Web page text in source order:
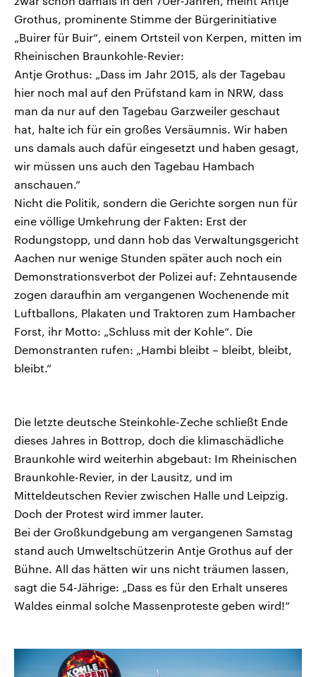
Grothus, prominente Stimme der Bürgerinitiative
„Buirer für Buir“, einem Ortsteil von Kerpen, mitten im
Rheinischen Braunkohle-Revier:
Antje Grothus: „Dass im Jahr 2015, als der Tagebau
hier noch mal auf den Prüfstand kam in NRW, dass
man da nur auf den Tagebau Garzweiler geschaut
hat, halte ich für ein großes Versäumnis. Wir haben
uns damals auch dafür eingesetzt und haben gesagt,
wir müssen uns auch den Tagebau Hambach
anschauen.“
Nicht die Politik, sondern die Gerichte sorgen nun für
eine völlige Umkehrung der Fakten: Erst der
Rodungstopp, und dann hob das Verwaltungsgericht
Aachen nur wenige Stunden später auch noch ein
Demonstrationsverbot der Polizei auf: Zehntausende
zogen daraufhin am vergangenen Wochenende mit
Luftballons, Plakaten und Traktoren zum Hambacher
Forst, ihr Motto: „Schluss mit der Kohle“. Die
Demonstranten rufen: „Hambi bleibt – bleibt, bleibt,
bleibt.“
Die letzte deutsche Steinkohle-Zeche schließt Ende
dieses Jahres in Bottrop, doch die klimaschädliche
Braunkohle wird weiterhin abgebaut: Im Rheinischen
Braunkohle-Revier, in der Lausitz, und im
Mitteldeutschen Revier zwischen Halle und Leipzig.
Doch der Protest wird immer lauter.
Bei der Großkundgebung am vergangenen Samstag
stand auch Umweltschützerin Antje Grothus auf der
Bühne. All das hätten wir uns nicht träumen lassen,
sagt die 54-Jährige: „Dass es für den Erhalt unseres
Waldes einmal solche Massenproteste geben wird!“